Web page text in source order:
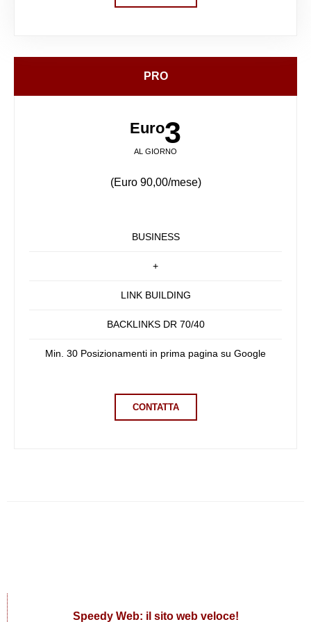
PRO
Euro3
AL GIORNO
(Euro 90,00/mese)
BUSINESS
+
LINK BUILDING
BACKLINKS DR 70/40
Min. 30 Posizionamenti in prima pagina su Google
CONTATTA
Speedy Web: il sito web veloce!